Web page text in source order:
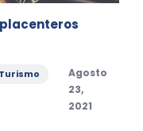
Posted
on
Agosto
23,
2021
Turismo